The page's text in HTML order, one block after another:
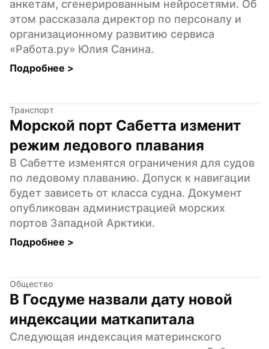
анкетам, сгенерированным нейросетями. Об
этом рассказала директор по персоналу и
организационному развитию сервиса
«Работа.ру» Юлия Санина.
Подробнее >
Транспорт
Морской порт Сабетта изменит
режим ледового плавания
В Сабетте изменятся ограничения для судов
по ледовому плаванию. Допуск к навигации
будет зависеть от класса судна. Документ
опубликован администрацией морских
портов Западной Арктики.
Подробнее >
Общество
В Госдуме назвали дату новой
индексации маткапитала
Следующая индексация материнского